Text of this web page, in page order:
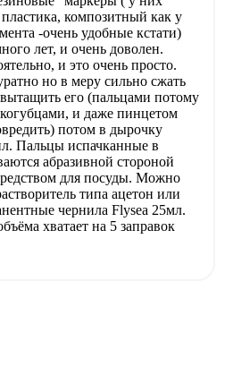
композитный как у
-очень удобные кстати)
лет, и очень доволен.
и это очень просто.
но в меру сильно сжать
его (пальцами потому
и даже пинцетом
потом в дырочку
Пальцы испачканные в
абразивной стороной
для посуды. Можно
типа ацетон или
чернила Flysea 25мл.
хватает на 5 заправок